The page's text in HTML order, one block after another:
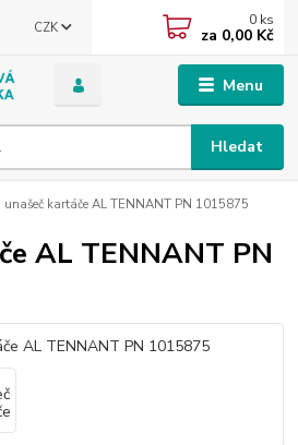
Menu
CZK
Hledat
0 ks
za 0,00 Kč
unašeč kartáče AL TENNANT PN 1015875
AL TENNANT PN